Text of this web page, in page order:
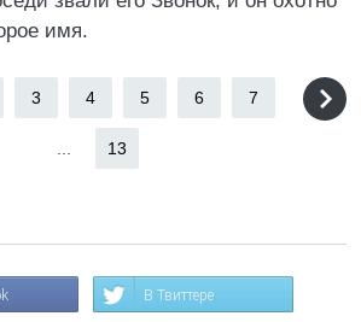
имя.
3 4 5 6 7
13
В Твиттере